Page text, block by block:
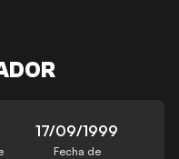
17/09/1999
Fecha de